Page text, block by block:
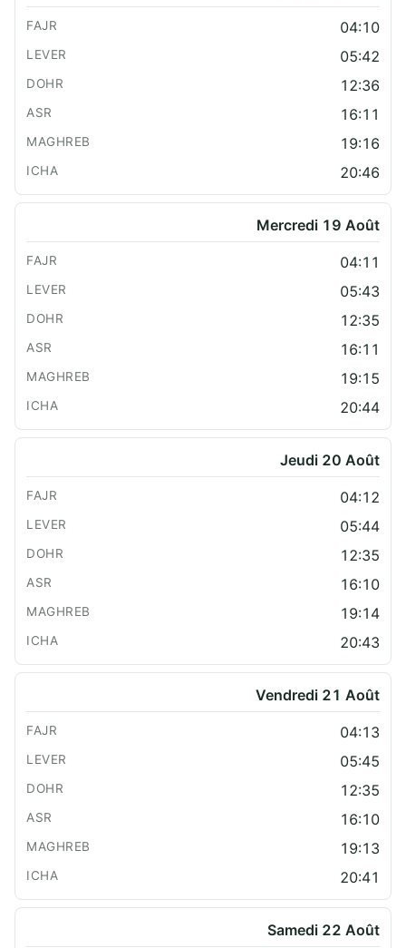
04:10
05:42
12:36
16:11
19:16
20:46
Mercredi 19 Août
04:11
05:43
12:35
16:11
19:15
20:44
Jeudi 20 Août
04:12
05:44
12:35
16:10
19:14
20:43
Vendredi 21 Août
04:13
05:45
12:35
16:10
19:13
20:41
Samedi 22 Août